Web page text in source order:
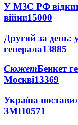
У МЗС РФ
війни15000
Другий за день:
генерала13885
СюжетБенкет
Москві13369
Україна
ЗМІ10571